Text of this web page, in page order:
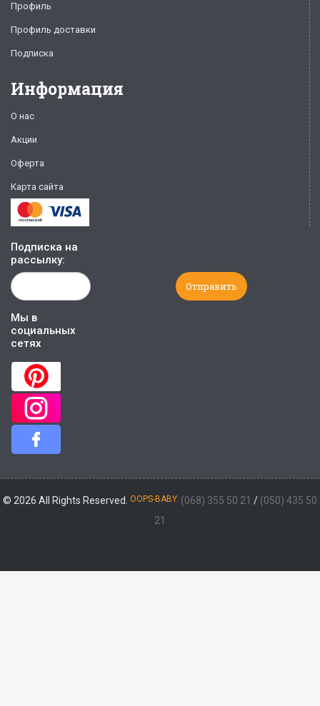
Профиль
Профиль доставки
Подписка
Информация
О нас
Акции
Оферта
Карта сайта
Подписка на
рассылку:
Мы в
социальных
сетях
© 2026 All Rights Reserved. OOPS-BABY. (068) 355 50 21 / (050) 435 50
21